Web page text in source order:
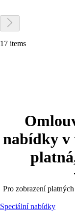
17 items
nabídky v
Pro zobrazení
Speciální nabídky